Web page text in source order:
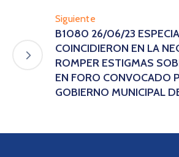
Siguiente
B1080 26/06/23
COINCIDIERON EN LA
ROMPER ESTIGMAS
EN FORO CONVOCADO
GOBIERNO MUNICIPAL